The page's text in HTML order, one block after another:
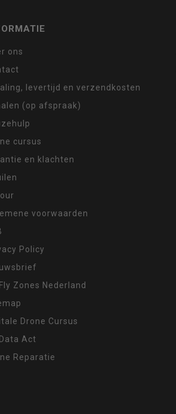
ons
levertijd en verzendkosten
(op afspraak)
cursus
en klachten
voorwaarden
Policy
Zones Nederland
Drone Cursus
Act
Reparatie